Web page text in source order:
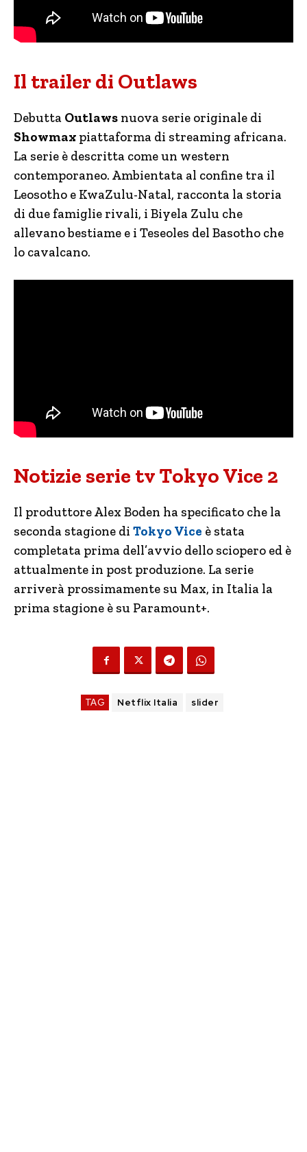
Il trailer di Outlaws
Debutta Outlaws nuova serie originale di
Showmax piattaforma di streaming africana.
La serie è descritta come un western
contemporaneo. Ambientata al confine tra il
Leosotho e KwaZulu-Natal, racconta la storia
di due famiglie rivali, i Biyela Zulu che
allevano bestiame e i Teseoles del Basotho che
lo cavalcano.
Notizie serie tv Tokyo Vice 2
Il produttore Alex Boden ha specificato che la
seconda stagione di Tokyo Vice è stata
completata prima dell’avvio dello sciopero ed è
attualmente in post produzione. La serie
arriverà prossimamente su Max, in Italia la
prima stagione è su Paramount+.
TAG Netflix Italia slider